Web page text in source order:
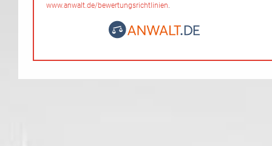
www.anwalt.de/bewertungsrichtlinien.